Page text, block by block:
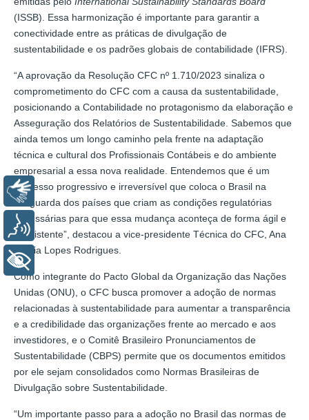
(ISSB). Essa harmonização é importante para garantir a
conectividade entre as práticas de divulgação de
sustentabilidade e os padrões globais de contabilidade (IFRS).
“A aprovação da Resolução CFC nº 1.710/2023 sinaliza o
comprometimento do CFC com a causa da sustentabilidade,
posicionando a Contabilidade no protagonismo da elaboração e
Asseguração dos Relatórios de Sustentabilidade. Sabemos que
ainda temos um longo caminho pela frente na adaptação
técnica e cultural dos Profissionais Contábeis e do ambiente
empresarial a essa nova realidade. Entendemos que é um
processo progressivo e irreversível que coloca o Brasil na
vanguarda dos países que criam as condições regulatórias
necessárias para que essa mudança aconteça de forma ágil e
consistente”, destacou a vice-presidente Técnica do CFC, Ana
Tércia Lopes Rodrigues.
Como integrante do Pacto Global da Organização das Nações
Unidas (ONU), o CFC busca promover a adoção de normas
relacionadas à sustentabilidade para aumentar a transparência
e a credibilidade das organizações frente ao mercado e aos
investidores, e o Comitê Brasileiro Pronunciamentos de
Sustentabilidade (CBPS) permite que os documentos emitidos
por ele sejam consolidados como Normas Brasileiras de
Divulgação sobre Sustentabilidade.
“Um importante passo para a adoção no Brasil das normas de
Libras
Voz